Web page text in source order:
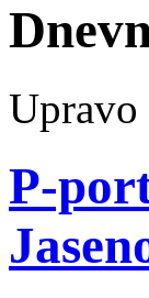
Upravo
P-